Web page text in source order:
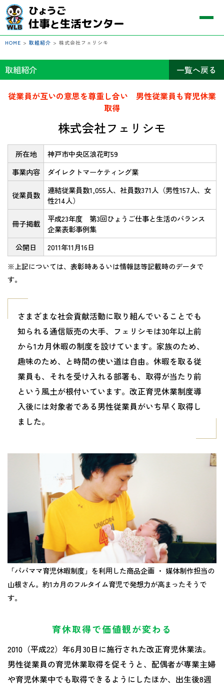
HOME > 取組紹介 > 株式会社フェリシモ
取組紹介 一覧へ戻る
従業員が互いの意思を尊重し合い 男性従業員も育児休業
取得
株式会社フェリシモ
所在地
神戸市中央区浪花町59
事業内容
ダイレクトマーケティング業
従業員数
連結従業員数1,055人、社員数371人（男性157人、女
性214人）
冊子掲載
平成23年度 第3回ひょうご仕事と生活のバランス
企業表彰事例集
公開日
2011年11月16日
※上記については、表彰時あるいは情報誌等記載時のデータで
す。
さまざまな社会貢献活動に取り組んでいることでも
知られる通信販売の大手、フェリシモは30年以上前
から1カ月休暇の制度を設けています。家族のため、
趣味のため、と時間の使い道は自由。休暇を取る従
業員も、それを受け入れる部署も、取得が当たり前
という風土が根付いています。改正育児休業制度導
入後には対象者である男性従業員がいち早く取得し
ました。
「パパママ育児休暇制度」を利用した商品企画 ・ 媒体制作担当の
山根さん。約1カ月のフルタイム育児で発想力が高まったそうで
す。
育休取得で価値観が変わる
2010（平成22）年6月30日に施行された改正育児休業法。
男性従業員の育児休業取得を促そうと、配偶者が専業主婦
や育児休業中でも取得できるようにしたほか、出生後8週